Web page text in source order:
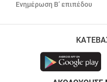
Ενημέρωση Β’ επιπέδου